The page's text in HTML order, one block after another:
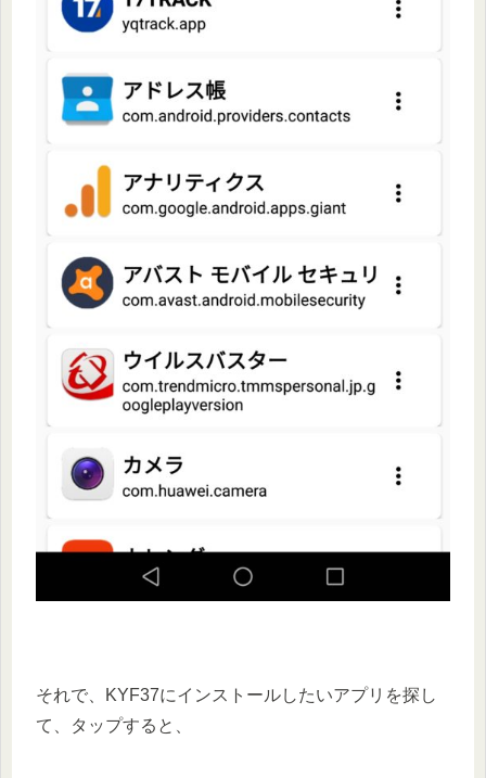
それで、KYF37にインストールしたいアプリを探し
て、タップすると、